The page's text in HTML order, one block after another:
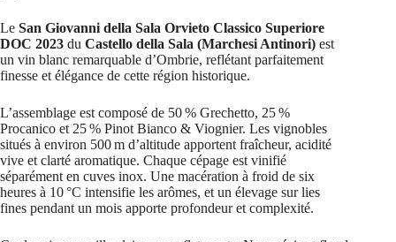
Le San Giovanni della Sala Orvieto Classico Superiore
DOC 2023 du Castello della Sala (Marchesi Antinori) est
un vin blanc remarquable d’Ombrie, reflétant parfaitement
finesse et élégance de cette région historique.
L’assemblage est composé de 50 % Grechetto, 25 %
Procanico et 25 % Pinot Bianco & Viognier. Les vignobles
situés à environ 500 m d’altitude apportent fraîcheur, acidité
vive et clarté aromatique. Chaque cépage est vinifié
séparément en cuves inox. Une macération à froid de six
heures à 10 °C intensifie les arômes, et un élevage sur lies
fines pendant un mois apporte profondeur et complexité.